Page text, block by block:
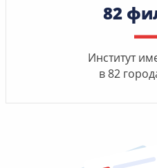
82
Институт
в 82